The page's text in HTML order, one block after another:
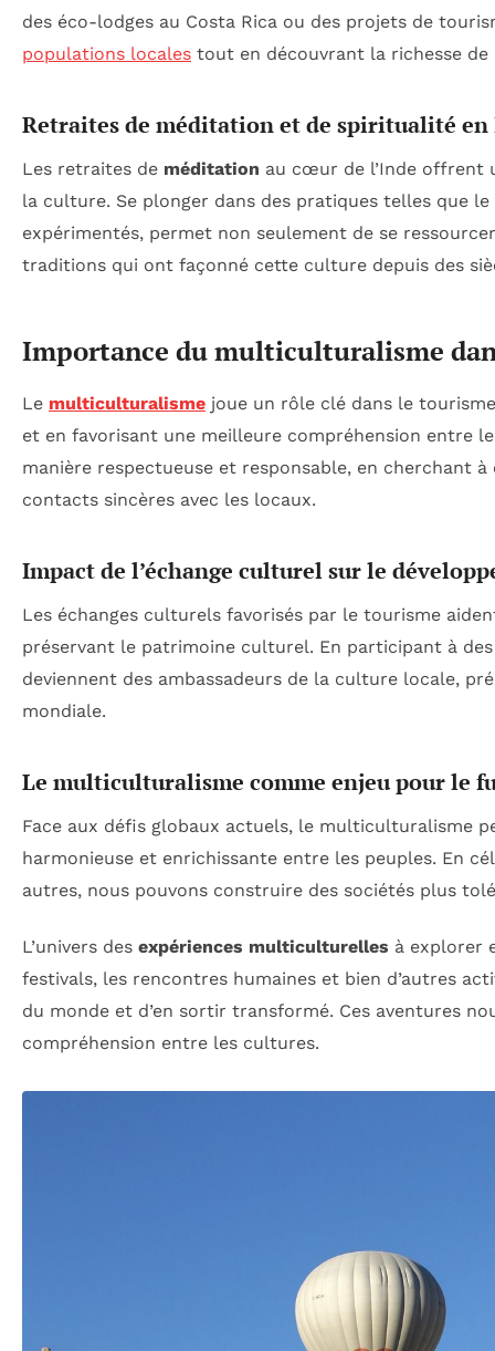
des éco-lodges au Costa Rica ou des projets de
populations locales tout en découvrant la richesse
Retraites de méditation et de spiritualité en
Les retraites de méditation au cœur de l’Inde offrent
la culture. Se plonger dans des pratiques telles que
expérimentés, permet non seulement de se
traditions qui ont façonné cette culture depuis des
Importance du multiculturalisme
Le multiculturalisme joue un rôle clé dans le
et en favorisant une meilleure compréhension entre
manière respectueuse et responsable, en cherchant
contacts sincères avec les locaux.
Impact de l’échange culturel sur le
Les échanges culturels favorisés par le tourisme
préservant le patrimoine culturel. En participant à
deviennent des ambassadeurs de la culture locale,
mondiale.
Le multiculturalisme comme enjeu pour le
Face aux défis globaux actuels, le multiculturalisme
harmonieuse et enrichissante entre les peuples. En
autres, nous pouvons construire des sociétés plus
L’univers des expériences multiculturelles à explorer
festivals, les rencontres humaines et bien d’autres
du monde et d’en sortir transformé. Ces aventures
compréhension entre les cultures.